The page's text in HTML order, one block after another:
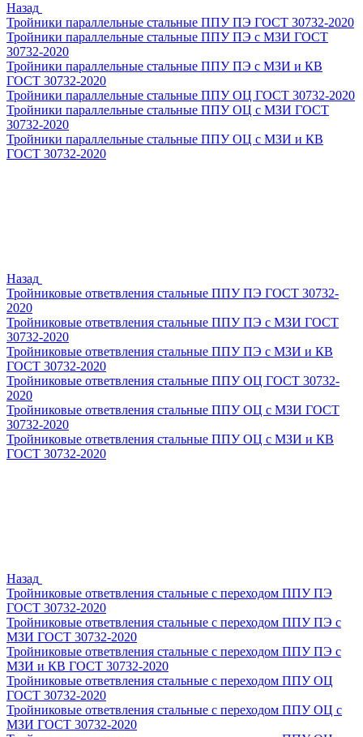
Назад
Тройники параллельные стальные ППУ ПЭ ГОСТ 30732-2020
Тройники параллельные стальные ППУ ПЭ с МЗИ ГОСТ
30732-2020
Тройники параллельные стальные ППУ ПЭ с МЗИ и КВ
ГОСТ 30732-2020
Тройники параллельные стальные ППУ ОЦ ГОСТ 30732-2020
Тройники параллельные стальные ППУ ОЦ с МЗИ ГОСТ
30732-2020
Тройники параллельные стальные ППУ ОЦ с МЗИ и КВ
ГОСТ 30732-2020
Назад
Тройниковые ответвления стальные ППУ ПЭ ГОСТ 30732-
2020
Тройниковые ответвления стальные ППУ ПЭ с МЗИ ГОСТ
30732-2020
Тройниковые ответвления стальные ППУ ПЭ с МЗИ и КВ
ГОСТ 30732-2020
Тройниковые ответвления стальные ППУ ОЦ ГОСТ 30732-
2020
Тройниковые ответвления стальные ППУ ОЦ с МЗИ ГОСТ
30732-2020
Тройниковые ответвления стальные ППУ ОЦ с МЗИ и КВ
ГОСТ 30732-2020
Назад
Тройниковые ответвления стальные с переходом ППУ ПЭ
ГОСТ 30732-2020
Тройниковые ответвления стальные с переходом ППУ ПЭ с
МЗИ ГОСТ 30732-2020
Тройниковые ответвления стальные с переходом ППУ ПЭ с
МЗИ и КВ ГОСТ 30732-2020
Тройниковые ответвления стальные с переходом ППУ ОЦ
ГОСТ 30732-2020
Тройниковые ответвления стальные с переходом ППУ ОЦ с
МЗИ ГОСТ 30732-2020